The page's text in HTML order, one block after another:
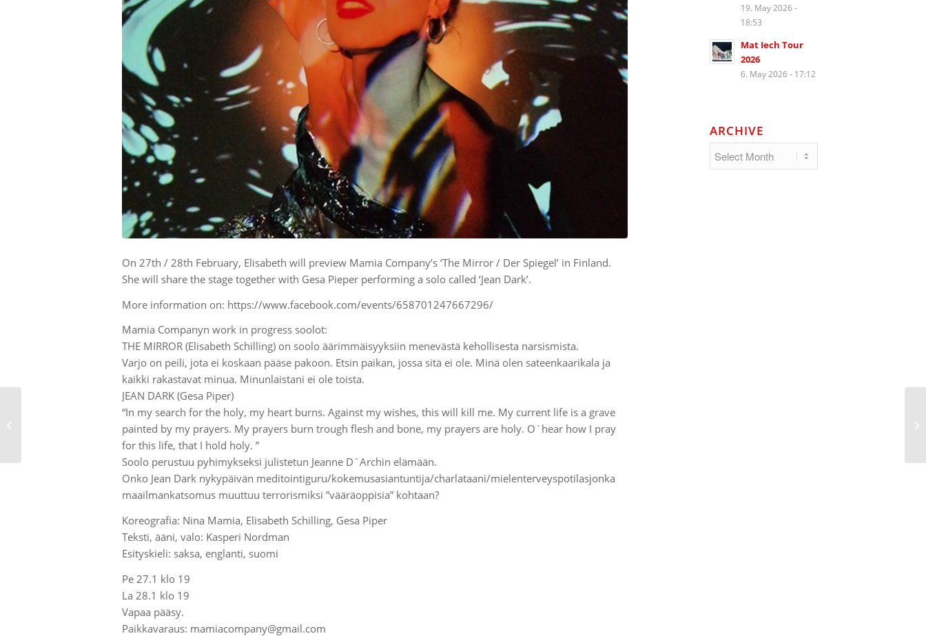
On 27th / 28th February, Elisabeth will preview Mamia Company’s ‘The Mirror / Der Spiegel’ in Finland.
She will share the stage together with Gesa Pieper performing a solo called ‘Jean Dark’.
More information on: https://www.facebook.com/events/658701247667296/
Mamia Companyn work in progress soolot:
THE MIRROR (Elisabeth Schilling) on soolo äärimmäisyyksiin menevästä kehollisesta narsismista.
Varjo on peili, jota ei koskaan pääse pakoon. Etsin paikan, jossa sitä ei ole. Minä olen sateenkaarikala ja
kaikki rakastavat minua. Minunlaistani ei ole toista.
JEAN DARK (Gesa Piper)
“In my search for the holy, my heart burns. Against my wishes, this will kill me. My current life is a grave
painted by my prayers. My prayers burn trough flesh and bone, my prayers are holy. O`hear how I pray
for this life, that I hold holy. ”
Soolo perustuu pyhimykseksi julistetun Jeanne D`Archin elämään.
Onko Jean Dark nykypäivän meditointiguru/kokemusasiantuntija/charlataani/mielenterveyspotilasjonka
maailmankatsomus muuttuu terrorismiksi ”vääräoppisia” kohtaan?
Koreografia: Nina Mamia, Elisabeth Schilling, Gesa Piper
Teksti, ääni, valo: Kasperi Nordman
Esityskieli: saksa, englanti, suomi
Pe 27.1 klo 19
La 28.1 klo 19
Vapaa pääsy.
Paikkavaraus: mamiacompany@gmail.com
19. May 2026 -
18:53
Mat Iech Tour
2026
6. May 2026 - 17:12
ARCHIVE